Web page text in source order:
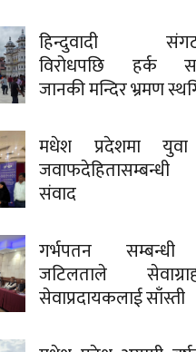
हिन्दुवादी
विरोधपछि हर्क
जानकी मन्दिर भ्रमण
मधेश प्रदेशमा युवा
जवाफदेहितासम्बन्धी
संवाद
गर्भपतन सम्बन्धी
जटिलताले
सेवाप्रदायकलाई साँस्ती